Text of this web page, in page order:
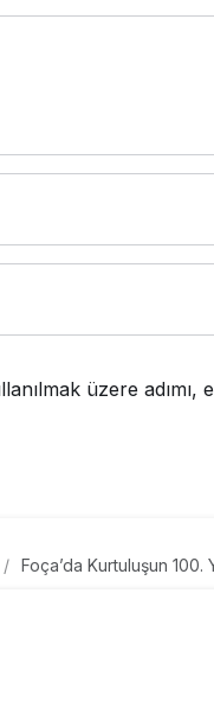
üzere
Foça’da Kurtuluşun 100.
100.